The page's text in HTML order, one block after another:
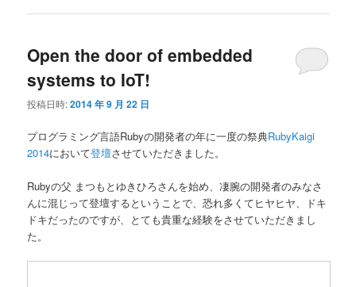
Open the door of embedded
systems to IoT!
投稿日時:2014 年 9 月 22 日
プログラミング言語Rubyの開発者の年に一度の祭典RubyKaigi
2014において登壇させていただきました。
Rubyの父 まつもとゆきひろさんを始め、凄腕の開発者のみなさ
んに混じって登壇するということで、恐れ多くてヒヤヒヤ、ドキ
ドキだったのですが、とても貴重な経験をさせていただきまし
た。